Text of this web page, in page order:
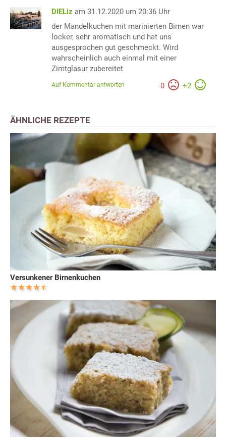
DIELiz am 31.12.2020 um 20:36 Uhr
der Mandelkuchen mit marinierten Birnen war
locker, sehr aromatisch und hat uns
ausgesprochen gut geschmeckt. Wird
wahrscheinlich auch einmal mit einer
Zimtglasur zubereitet
-0 +2
Auf Kommentar antworten
ÄHNLICHE REZEPTE
Versunkener Birnenkuchen